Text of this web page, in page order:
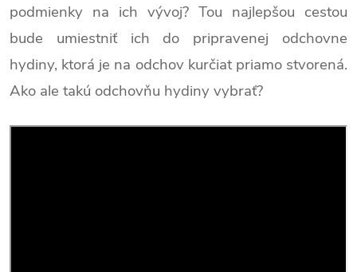
podmienky na ich vývoj? Tou najlepšou cestou
bude umiestniť ich do pripravenej odchovne
hydiny, ktorá je na odchov kurčiat priamo stvorená.
Ako ale takú odchovňu hydiny vybrať?